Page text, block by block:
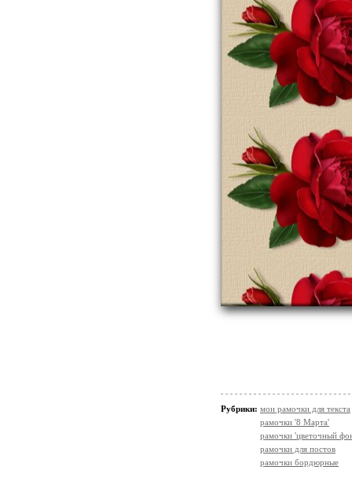
Рубрики: мои рамочки для текста
рамочки '8 Марта'
рамочки 'цветочный
рамочки для постов
рамочки бордюрные